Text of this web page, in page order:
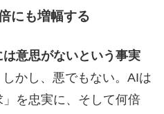
にも増幅する
は意思がないという事実
かし、悪でもない。AIは
を忠実に、そして何倍